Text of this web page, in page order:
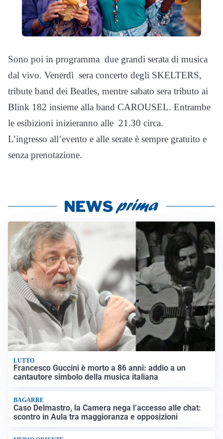
Sono poi in programma due grandi serata di musica
dal vivo. Venerdì sera concerto degli SKELTERS,
tribute band dei Beatles, mentre sabato sera tributo ai
Blink 182 insieme alla band CAROUSEL. Entrambe
le esibizioni inizieranno alle 21.30 circa.
L’ingresso all’evento e alle serate è sempre gratuito e
senza prenotazione.
LUTTO
Francesco Guccini è morto a 86 anni: addio a un
cantautore simbolo della musica italiana
BAGARRE
Caso Delmastro, la Camera nega l’accesso alle chat:
scontro in Aula tra maggioranza e opposizioni